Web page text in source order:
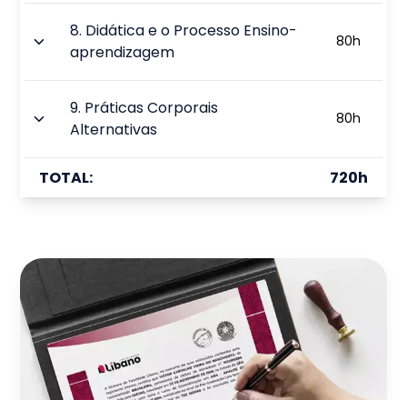
8. Didática e o Processo Ensino-
aprendizagem
80h
9. Práticas Corporais
Alternativas
80h
TOTAL: 720h